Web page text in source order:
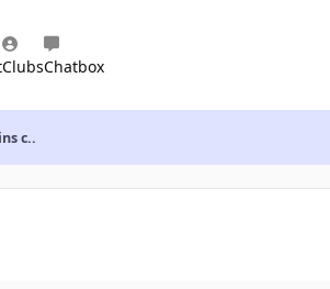
ClubsChatbox
c..